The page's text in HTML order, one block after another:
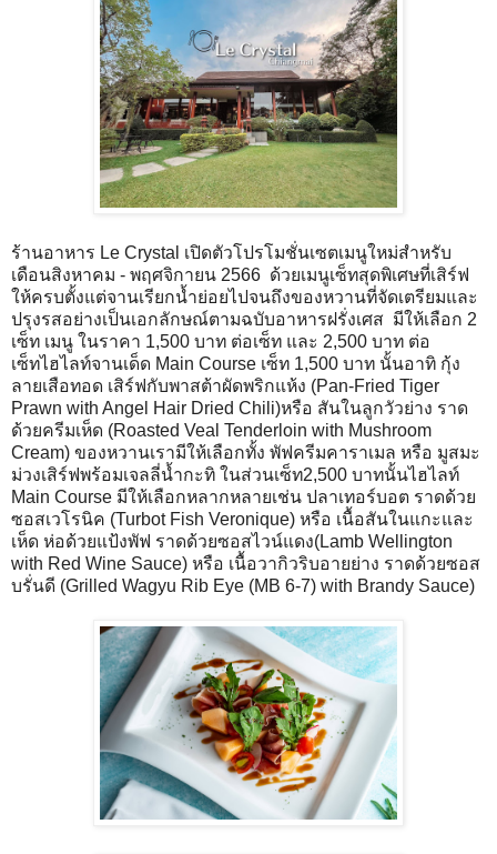
ร้านอาหาร Le Crystal เปิดตัวโปรโมชั่นเซตเมนูใหม่สำหรับ
เดือนสิงหาคม - พฤศจิกายน 2566 ด้วยเมนูเซ็ทสุดพิเศษที่เสิร์ฟ
ให้ครบตั้งแต่จานเรียกน้ำย่อยไปจนถึงของหวานที่จัดเตรียมและ
ปรุงรสอย่างเป็นเอกลักษณ์ตามฉบับอาหารฝรั่งเศส มีให้เลือก 2
เซ็ท เมนู ในราคา 1,500 บาท ต่อเซ็ท และ 2,500 บาท ต่อ
เซ็ทไฮไลท์จานเด็ด Main Course เซ็ท 1,500 บาท นั้นอาทิ กุ้ง
ลายเสือทอด เสิร์ฟกับพาสต้าผัดพริกแห้ง (Pan-Fried Tiger
Prawn with Angel Hair Dried Chili)หรือ สันในลูกวัวย่าง ราด
ด้วยครีมเห็ด (Roasted Veal Tenderloin with Mushroom
Cream) ของหวานเรามีให้เลือกทั้ง พัฟครีมคาราเมล หรือ มูสมะ
ม่วงเสิร์ฟพร้อมเจลลี่น้ำกะทิ ในส่วนเซ็ท2,500 บาทนั้นไฮไลท์
Main Course มีให้เลือกหลากหลายเช่น ปลาเทอร์บอต ราดด้วย
ซอสเวโรนิค (Turbot Fish Veronique) หรือ เนื้อสันในแกะและ
เห็ด ห่อด้วยแป้งพัฟ ราดด้วยซอสไวน์แดง(Lamb Wellington
with Red Wine Sauce) หรือ เนื้อวากิวริบอายย่าง ราดด้วยซอส
บรั่นดี (Grilled Wagyu Rib Eye (MB 6-7) with Brandy Sauce)